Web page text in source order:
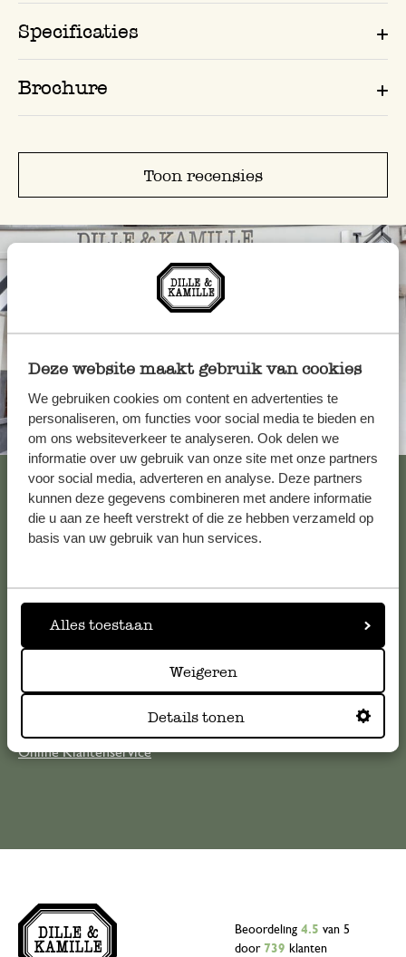
Deze website maakt gebruik van cookies
We gebruiken cookies om content en advertenties te
personaliseren, om functies voor social media te bieden en
om ons websiteverkeer te analyseren. Ook delen we
informatie over uw gebruik van onze site met onze partners
voor social media, adverteren en analyse. Deze partners
kunnen deze gegevens combineren met andere informatie
die u aan ze heeft verstrekt of die ze hebben verzameld op
basis van uw gebruik van hun services.
Alles toestaan
Weigeren
Details tonen
Specificaties
Brochure
Toon recensies
Altijd in de buurt
Bekijk alle 62 winkels
Voor vragen, tips of hulp kun je contact opnemen met onze
klantenservice. Of bekijk hier het antwoord op de
meestgestelde vragen
klantenservice@dille-kamille.com
Online Klantenservice
Beoordeling 4.5 van 5
door 739 klanten